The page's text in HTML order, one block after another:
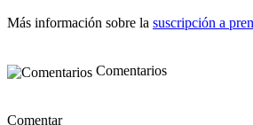
Más información sobre la suscripción a
Comentarios
Comentar